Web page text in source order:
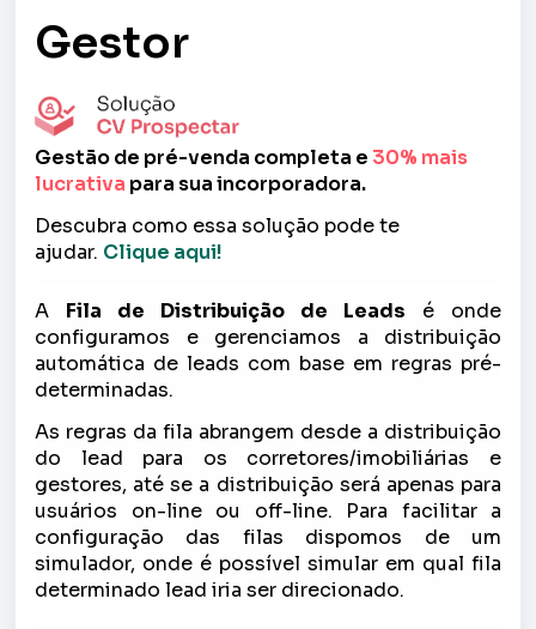
Gestor
Gestão de pré-venda completa e 30% mais
lucrativa para sua incorporadora.
Descubra como essa solução pode te
ajudar. Clique aqui!
A Fila de Distribuição de Leads é onde
configuramos e gerenciamos a distribuição
automática de leads com base em regras pré-
determinadas.
As regras da fila abrangem desde a distribuição
do lead para os corretores/imobiliárias e
gestores, até se a distribuição será apenas para
usuários on-line ou off-line. Para facilitar a
configuração das filas dispomos de um
simulador, onde é possível simular em qual fila
determinado lead iria ser direcionado.